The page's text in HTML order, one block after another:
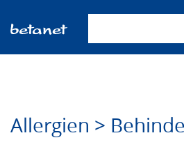
Allergien >